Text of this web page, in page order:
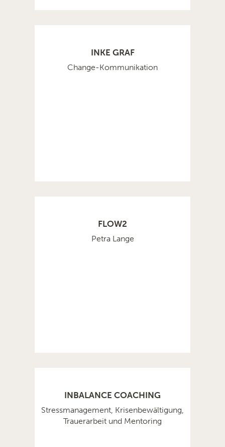
INKE GRAF
Change-Kommunikation
FLOW2
Petra Lange
INBALANCE COACHING
Stressmanagement, Krisenbewältigung,
Trauerarbeit und Mentoring